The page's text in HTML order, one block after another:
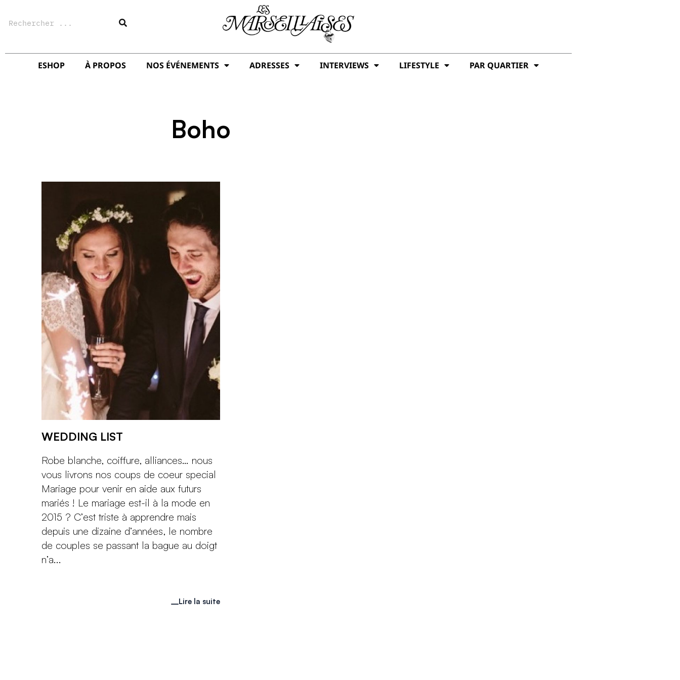
ESHOP À PROPOS NOS ÉVÉNEMENTS ADRESSES INTERVIEWS LIFESTYLE PAR QUARTIER
Boho
WEDDING LIST
Robe blanche, coiffure, alliances… nous
vous livrons nos coups de coeur special
Mariage pour venir en aide aux futurs
mariés ! Le mariage est-il à la mode en
2015 ? C’est triste à apprendre mais
depuis une dizaine d’années, le nombre
de couples se passant la bague au doigt
n’a...
Lire la suite